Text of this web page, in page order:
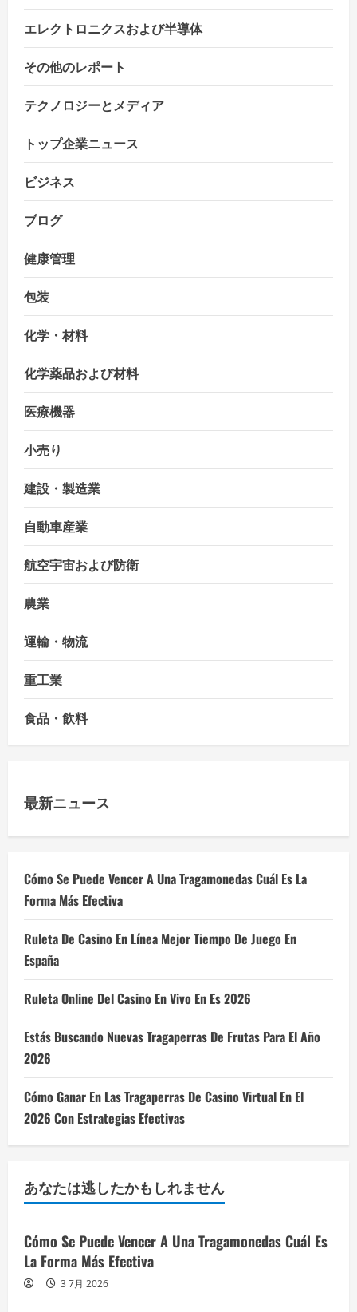
エレクトロニクスおよび半導体
その他のレポート
テクノロジーとメディア
トップ企業ニュース
ビジネス
ブログ
健康管理
包装
化学・材料
化学薬品および材料
医療機器
小売り
建設・製造業
自動車産業
航空宇宙および防衛
農業
運輸・物流
重工業
食品・飲料
最新ニュース
Cómo Se Puede Vencer A Una Tragamonedas Cuál Es La
Forma Más Efectiva
Ruleta De Casino En Línea Mejor Tiempo De Juego En
España
Ruleta Online Del Casino En Vivo En Es 2026
Estás Buscando Nuevas Tragaperras De Frutas Para El Año
2026
Cómo Ganar En Las Tragaperras De Casino Virtual En El
2026 Con Estrategias Efectivas
あなたは逃したかもしれません
Cómo Se Puede Vencer A Una Tragamonedas Cuál Es
La Forma Más Efectiva
3 7月 2026